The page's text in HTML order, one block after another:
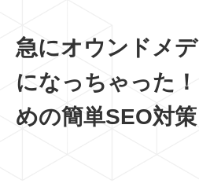
COMPANY
BLOG ブログ
急にオウンドメ
になっちゃった
めの簡単SEO対策